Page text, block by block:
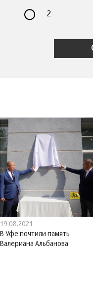
2
19.08.2021
В Уфе почтили память
Валериана Альбанова